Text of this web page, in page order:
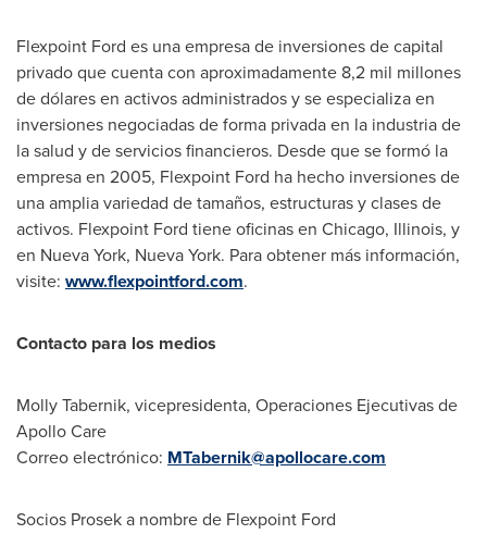
Flexpoint Ford es una empresa de inversiones de capital
privado que cuenta con aproximadamente 8,2 mil millones
de dólares en activos administrados y se especializa en
inversiones negociadas de forma privada en la industria de
la salud y de servicios financieros. Desde que se formó la
empresa en 2005, Flexpoint Ford ha hecho inversiones de
una amplia variedad de tamaños, estructuras y clases de
activos. Flexpoint Ford tiene oficinas en Chicago, Illinois, y
en Nueva York, Nueva York. Para obtener más información,
visite: www.flexpointford.com.
Contacto para los medios
Molly Tabernik, vicepresidenta, Operaciones Ejecutivas de
Apollo Care
Correo electrónico: MTabernik@apollocare.com
Socios Prosek a nombre de Flexpoint Ford